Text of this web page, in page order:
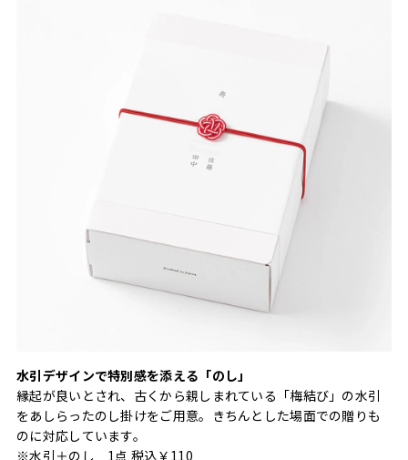
水引デザインで特別感を添える「のし」
縁起が良いとされ、古くから親しまれている「梅結び」の水引
をあしらったのし掛けをご用意。きちんとした場面での贈りも
のに対応しています。
※水引＋のし 1点 税込￥110